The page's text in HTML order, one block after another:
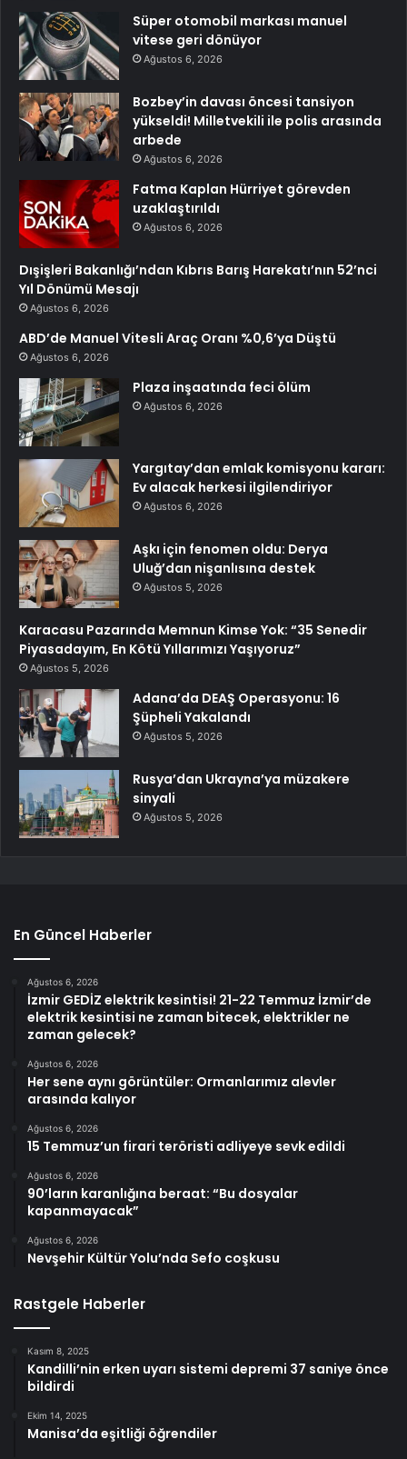
Süper otomobil markası manuel
vitese geri dönüyor
Ağustos 6, 2026
Bozbey’in davası öncesi tansiyon
yükseldi! Milletvekili ile polis arasında
arbede
Ağustos 6, 2026
Fatma Kaplan Hürriyet görevden
uzaklaştırıldı
Ağustos 6, 2026
Dışişleri Bakanlığı’ndan Kıbrıs Barış Harekatı’nın 52’nci
Yıl Dönümü Mesajı
Ağustos 6, 2026
ABD’de Manuel Vitesli Araç Oranı %0,6’ya Düştü
Ağustos 6, 2026
Plaza inşaatında feci ölüm
Ağustos 6, 2026
Yargıtay’dan emlak komisyonu kararı:
Ev alacak herkesi ilgilendiriyor
Ağustos 6, 2026
Aşkı için fenomen oldu: Derya
Uluğ’dan nişanlısına destek
Ağustos 5, 2026
Karacasu Pazarında Memnun Kimse Yok: “35 Senedir
Piyasadayım, En Kötü Yıllarımızı Yaşıyoruz”
Ağustos 5, 2026
Adana’da DEAŞ Operasyonu: 16
Şüpheli Yakalandı
Ağustos 5, 2026
Rusya’dan Ukrayna’ya müzakere
sinyali
Ağustos 5, 2026
En Güncel Haberler
Ağustos 6, 2026
İzmir GEDİZ elektrik kesintisi! 21-22 Temmuz İzmir’de
elektrik kesintisi ne zaman bitecek, elektrikler ne
zaman gelecek?
Ağustos 6, 2026
Her sene aynı görüntüler: Ormanlarımız alevler
arasında kalıyor
Ağustos 6, 2026
15 Temmuz’un firari teröristi adliyeye sevk edildi
Ağustos 6, 2026
90’ların karanlığına beraat: “Bu dosyalar
kapanmayacak”
Ağustos 6, 2026
Nevşehir Kültür Yolu’nda Sefo coşkusu
Rastgele Haberler
Kasım 8, 2025
Kandilli’nin erken uyarı sistemi depremi 37 saniye önce
bildirdi
Ekim 14, 2025
Manisa’da eşitliği öğrendiler